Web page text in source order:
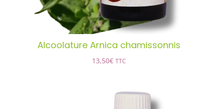
Alcoolature Arnica chamissonnis
13,50€ TTC